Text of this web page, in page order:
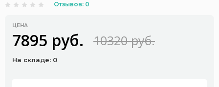
Отзывов: 0
ЦЕНА
7895 руб. 10320 руб.
На складе: 0